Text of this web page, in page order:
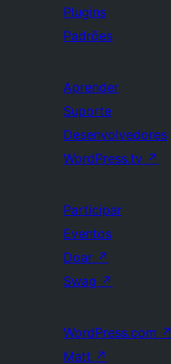
Plugins
Padrões
Aprender
Suporte
Desenvolvedores
WordPress.tv ↗
Participar
Eventos
Doar ↗
Swag ↗
WordPress.com ↗
Matt ↗